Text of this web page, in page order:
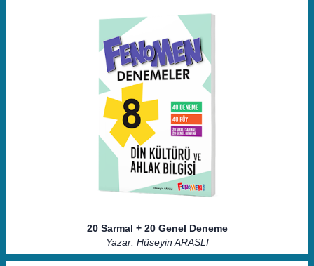
20 Sarmal + 20 Genel Deneme
Yazar: Hüseyin ARASLI